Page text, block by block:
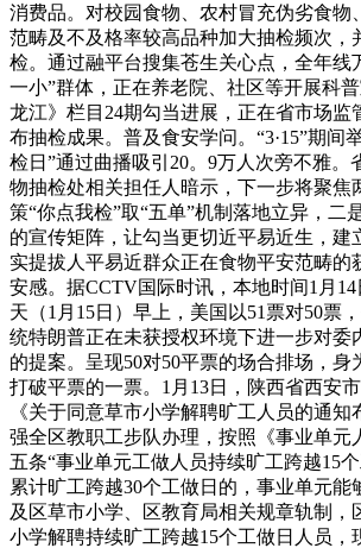
消费品。对校园食物、农村冒充伪劣食物
范畴及不及格率较高品种加大抽检频次，
检。通过融平台搜集苍生关心点，全年线
一小”群体，正在养老院、社区等开展科
龙江》栏目24期勾当进展，正在省市场监
布抽检成果。普及食安学问。“3·15”期间
检日”通过曲播吸引20。9万人次旁不雅。
物抽检处相关担任人暗示，下一步将聚焦
策“你点我检”取“五单”机制落地立异，二
的宣传矩阵，让勾当更切近平易近生，建
实提拔人平易近群众正在食物平安范畴的
安感。据CCTV国际时讯，本地时间1月
天（1月15日）早上，美国以51票对50票
统特朗普正在未获授权环境下进一步对委
的提案。呈现50对50平票的场合排场，身
打破平票的一票。1月13日，陕西省西安
《关于同意草市小学解聘旷工人员的通
强全区教职工步队办理，按照《事业单元
五条“事业单元工做人员持续旷工跨越15
累计旷工跨越30个工做日的，事业单元能
及区草市小学、区教育局相关规章轨制，
小学解聘持续旷工跨越15个工做日人员，